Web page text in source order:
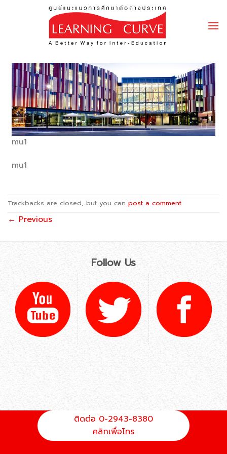
mu1
mu1
Trackbacks are closed, but you can post a comment.
← Previous
Follow Us
ติดต่อ 0-2943-8380
คลิกเพื่อโทร